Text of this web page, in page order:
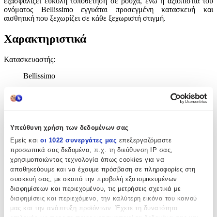
Υπεύθυνη χρήση των δεδομένων σας
Εμείς και οι 1022 συνεργάτες μας επεξεργαζόμαστε
προσωπικά σας δεδομένα, π.χ. τη διεύθυνση IP σας,
χρησιμοποιώντας τεχνολογία όπως cookies για να
αποθηκεύουμε και να έχουμε πρόσβαση σε πληροφορίες στη
συσκευή σας, με σκοπό την προβολή εξατομικευμένων
διαφημίσεων και περιεχομένου, τις μετρήσεις σχετικά με
διαφημίσεις και περιεχόμενο, την καλύτερη εικόνα του κοινού
μας και την ανάπτυξη προϊόντων. Έχετε τη δυνατότητα
ονόματος Bellissimo εγγυάται προσεγμένη κατασκευή και
αισθητική που ξεχωρίζει σε κάθε ξεχωριστή στιγμή.
Χαρακτηριστικά
Κατασκευαστής:
Bellissimo
Πέτου
Σχέδιο:
Σταυρουδάκι
Τεμάχια:
50
τμχ
Υλικό: